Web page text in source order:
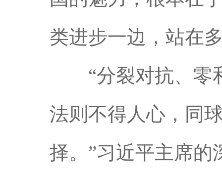
类进步一边，站在
“分裂对抗、零
法则不得人心，同
择。”习近平主席的